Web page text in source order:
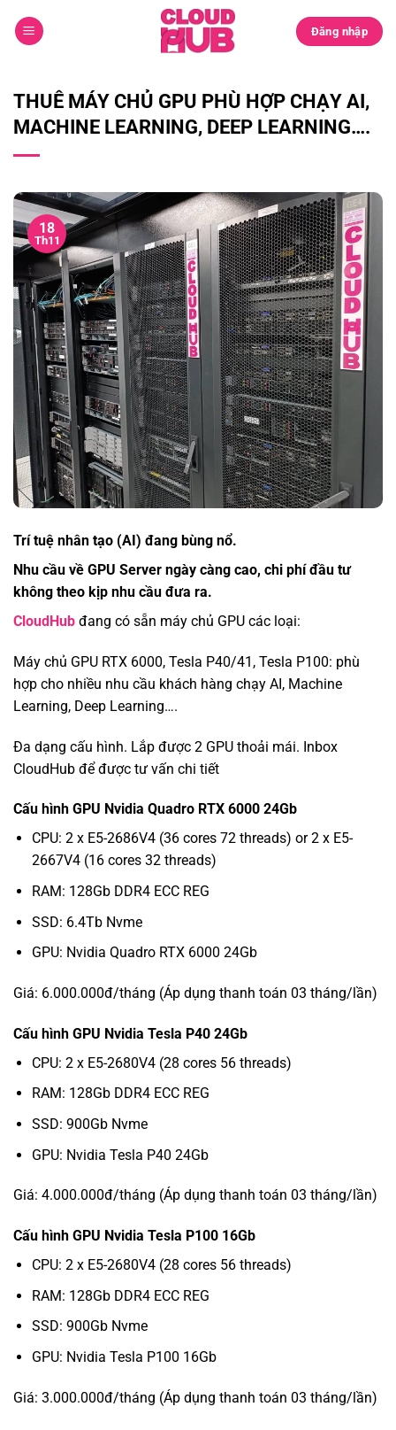
đến
Đăng nhập
THUÊ MÁY CHỦ GPU PHÙ HỢP CHẠY AI,
MACHINE LEARNING, DEEP LEARNING….
18
Th11
Trí tuệ nhân tạo (AI) đang bùng nổ.
Nhu cầu về GPU Server ngày càng cao, chi phí đầu tư
không theo kịp nhu cầu đưa ra.
CloudHub đang có sẵn máy chủ GPU các loại:
Máy chủ GPU RTX 6000, Tesla P40/41, Tesla P100: phù
hợp cho nhiều nhu cầu khách hàng chạy AI, Machine
Learning, Deep Learning….
Đa dạng cấu hình. Lắp được 2 GPU thoải mái. Inbox
CloudHub để được tư vấn chi tiết
Cấu hình GPU Nvidia Quadro RTX 6000 24Gb
CPU: 2 x E5-2686V4 (36 cores 72 threads) or 2 x E5-
2667V4 (16 cores 32 threads)
RAM: 128Gb DDR4 ECC REG
SSD: 6.4Tb Nvme
GPU: Nvidia Quadro RTX 6000 24Gb
Giá: 6.000.000đ/tháng (Áp dụng thanh toán 03 tháng/lần)
Cấu hình GPU Nvidia Tesla P40 24Gb
CPU: 2 x E5-2680V4 (28 cores 56 threads)
RAM: 128Gb DDR4 ECC REG
SSD: 900Gb Nvme
GPU: Nvidia Tesla P40 24Gb
Giá: 4.000.000đ/tháng (Áp dụng thanh toán 03 tháng/lần)
Cấu hình GPU Nvidia Tesla P100 16Gb
CPU: 2 x E5-2680V4 (28 cores 56 threads)
RAM: 128Gb DDR4 ECC REG
SSD: 900Gb Nvme
GPU: Nvidia Tesla P100 16Gb
Giá: 3.000.000đ/tháng (Áp dụng thanh toán 03 tháng/lần)